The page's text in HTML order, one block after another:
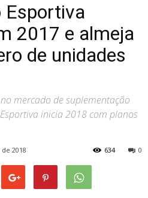
2017 e almeja
de unidades
mercado de suplementação
inicia 2018 com planos
2018 0
634